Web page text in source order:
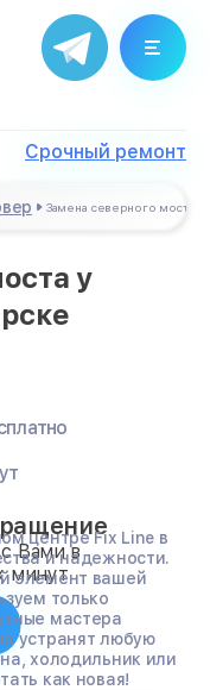
Срочный ремонт
Замена северного моста
у
центре Fix Line в
и надежности.
элемент вашей
только
мастера
устранят любую
холодильник или
как новая!
Вами в
минут